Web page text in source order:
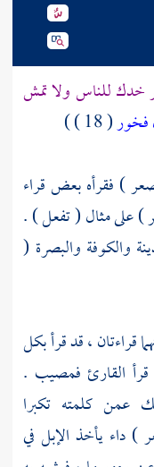
خدك للناس ولا تمش
فخور( 18 ) )
) فقرأه بعض قراء
) على مثال ( تفعل ) .
والكوفة والبصرة (
قراءتان ، قد قرأ بكل
قرأ القارئ فمصيب .
عمن كلمته تكبرا
داء يأخذ الإبل في